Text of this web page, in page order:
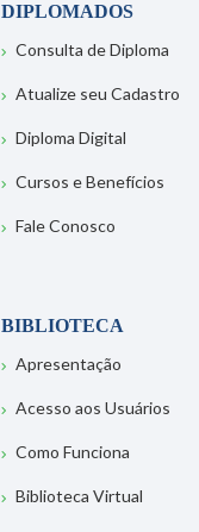
DIPLOMADOS
Consulta de Diploma
Atualize seu Cadastro
Diploma Digital
Cursos e Benefícios
Fale Conosco
BIBLIOTECA
Apresentação
Acesso aos Usuários
Como Funciona
Biblioteca Virtual